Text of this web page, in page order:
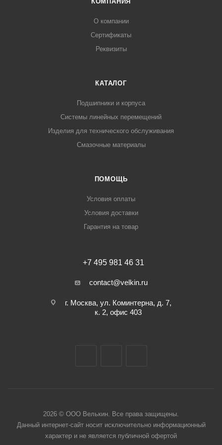
О компании
Сертификаты
Реквизиты
КАТАЛОГ
Подшипники и корпуса
Системы линейных перемещений
Изделия для технического обслуживания
Смазочные материалы
ПОМОЩЬ
Условия оплаты
Условия доставки
Гарантия на товар
+7 495 981 46 31
contact@velkin.ru
г. Москва, ул. Коминтерна, д. 7,
к. 2, офис 403
2026 © ООО Велькин. Все права защищены.
Данный интернет-сайт носит исключительно информационный
характер и не является публичной офертой